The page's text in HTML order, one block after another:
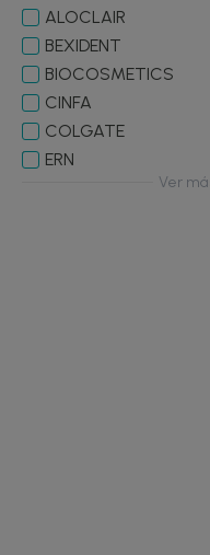
ALOCLAIR
BEXIDENT
BIOCOSMETICS
CINFA
COLGATE
ERN
Ver